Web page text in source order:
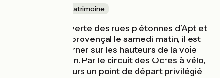
Nature & petit patrimoine
Après la découverte des rues piétonnes d’Apt et
de son marché provençal le samedi matin, il est
temps de retourner sur les hauteurs de la voie
verte du Calavon. Par le circuit des Ocres à vélo,
Apt est par ailleurs un point de départ privilégié